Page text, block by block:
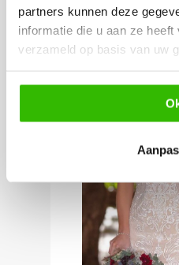
partners kunnen deze
informatie die u aan ze
verzameld op basis van uw